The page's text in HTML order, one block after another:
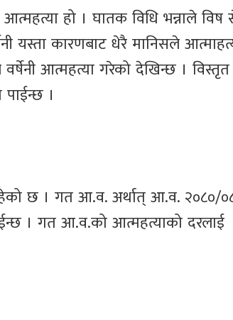
हो । घातक विधि भन्नाले विष
यस्ता कारणबाट धेरै मानिसले
आत्महत्या गरेको देखिन्छ ।
।
छ । गत आ.व. अर्थात् आ.व. २०८०/
। गत आ.व.को आत्महत्याको दरलाई